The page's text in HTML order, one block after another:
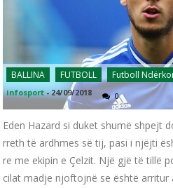
BALLINA FUTBOLL Futboll
infosport -24/09/2018 0
Eden Hazard si duket shumë shpejt
rreth të ardhmes së tij, pasi i njëjti
re me ekipin e Çelzit. Një gjë të tillë
cilat madje njoftojnë se është arritur